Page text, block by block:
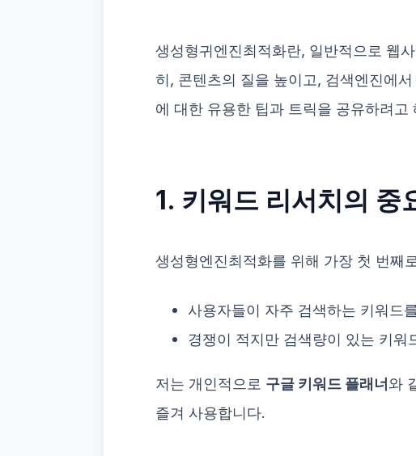
생성형귀엔진최적화란, 일반적으로 웹
히, 콘텐츠의 질을 높이고, 검색엔진에
에 대한 유용한 팁과 트릭을 공유하려고
1. 키워드 리서치의 중
생성형엔진최적화를 위해 가장 첫 번째
사용자들이 자주 검색하는 키워드
경쟁이 적지만 검색량이 있는 키워
저는 개인적으로 구글 키워드 플래너와
즐겨 사용합니다.